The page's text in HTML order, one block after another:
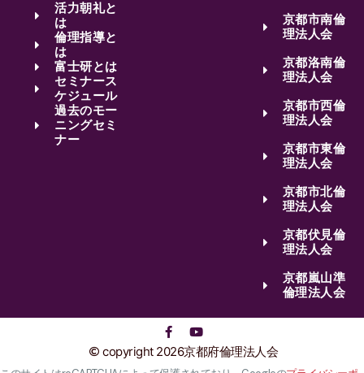
活力朝礼と
は
倫理指導と
は
富士研とは
セミナース
ケジュール
過去のモー
ニングセミ
ナー
京都市南倫
理法人会
京都洛南倫
理法人会
京都市西倫
理法人会
京都市東倫
理法人会
京都市北倫
理法人会
京都伏見倫
理法人会
京都嵐山準
倫理法人会
copyright 2026京都府倫理法人会